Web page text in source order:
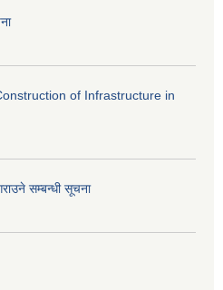
of Infrastructure in
सम्बन्धी सूचना